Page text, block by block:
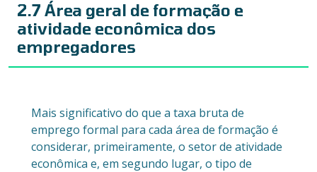
2.7 Área geral de formação e
atividade econômica dos
empregadores
Mais significativo do que a taxa bruta de
emprego formal para cada área de formação é
considerar, primeiramente, o setor de atividade
econômica e, em segundo lugar, o tipo de